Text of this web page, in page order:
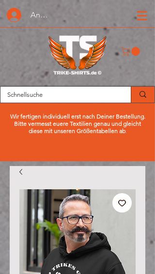
Anmelden oder Registrieren
Wir fertigen individuell erst nach Deiner Bestellung.
Bitte vermesst euere Textilien genau und gleicht
diese mit unseren Größentabellen ab.